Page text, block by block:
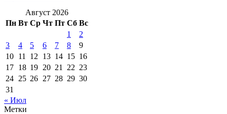
Август 2026
Пн Вт Ср Чт Пт Сб Вс
1
2
3
4 5 6 7 8
9
10 11 12 13 14 15 16
17 18 19 20 21 22 23
24 25 26 27 28 29 30
31
« Июл
Метки